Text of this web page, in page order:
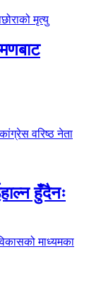
हुँदैनः